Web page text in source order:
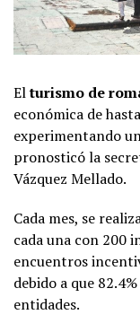
Elturismo de
económica de
experimentando
pronosticó la
Vázquez Mellado.
Cada mes, se
cada una con 200
encuentros
debido a que
entidades.